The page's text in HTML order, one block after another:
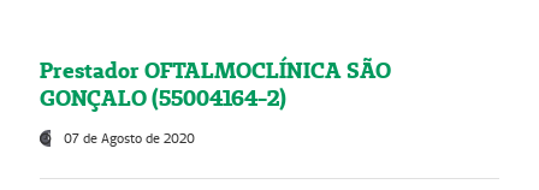
Prestador OFTALMOCLÍNICA SÃO
GONÇALO (55004164-2)
07 de Agosto de 2020